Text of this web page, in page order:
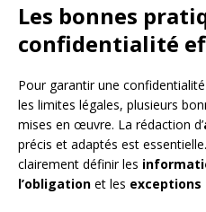
Les bonnes
confidentialité
Pour garantir une
les limites légales, plusieurs
mises en œuvre. La rédaction d’
précis et adaptés est
clairement définir les
l’obligation et les exceptions